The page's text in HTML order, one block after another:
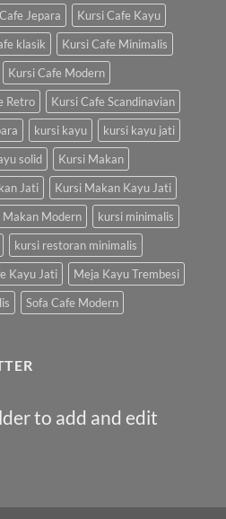
Jepara
Kursi Cafe Kayu
klasik
Kursi Cafe Minimalis
Kursi Cafe Modern
Retro
Kursi Cafe Scandinavian
kursi kayu
kursi kayu jati
solid
Kursi Makan
Jati
Kursi Makan Kayu Jati
Makan Modern
kursi minimalis
kursi restoran minimalis
Kayu Jati
Meja Kayu Trembesi
Sofa Cafe Modern
to add and edit